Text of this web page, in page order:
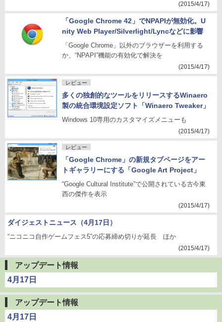
(2015/4/17)
「Google Chrome 42」でNPAPIが無効化。U
nity Web Player/Silverlight/Lyncなどに影響
「Google Chrome」以外のブラウザーを利用する
か、“NPAPI”機能の有効化で解決を
(2015/4/17)
レビュー
多くの独創的なツールをリリースするWinaero
製の統合環境設定ソフト「Winaero Tweaker」
Windows 10専用のカスタマイズメニューも
(2015/4/17)
レビュー
「Google Chrome」の新規タブページをアー
トギャラリーにする「Google Art Project」
“Google Cultural Institute”で公開されている古今東
西の傑作を表示
(2015/4/17)
ダイジェストニュース（4月17日）
“ニコニコ自作ゲームフェス5”の応募締め切りが延長 ほか
(2015/4/17)
アップデート情報
4月17日
アップデート情報
4月17日